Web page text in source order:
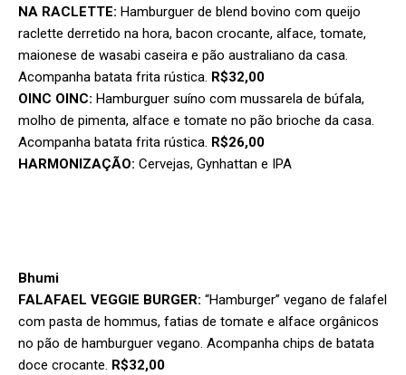
NA RACLETTE: Hamburguer de blend bovino com queijo
raclette derretido na hora, bacon crocante, alface, tomate,
maionese de wasabi caseira e pão australiano da casa.
Acompanha batata frita rústica. R$32,00
OINC OINC: Hamburguer suíno com mussarela de búfala,
molho de pimenta, alface e tomate no pão brioche da casa.
Acompanha batata frita rústica. R$26,00
HARMONIZAÇÃO: Cervejas, Gynhattan e IPA
Bhumi
FALAFAEL VEGGIE BURGER: “Hamburger” vegano de falafel
com pasta de hommus, fatias de tomate e alface orgânicos
no pão de hamburguer vegano. Acompanha chips de batata
doce crocante. R$32,00